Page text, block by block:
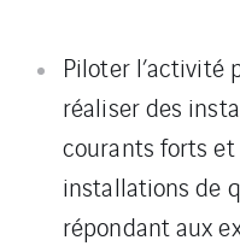
Piloter l’activité
réaliser des
courants forts
installations de
répondant aux